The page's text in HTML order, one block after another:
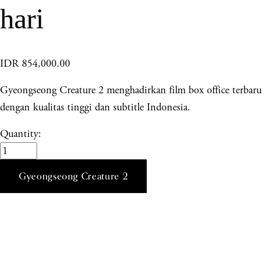
hari
IDR 854,000.00
Gyeongseong Creature 2 menghadirkan film box office terbaru
dengan kualitas tinggi dan subtitle Indonesia.
Quantity:
Gyeongseong Creature 2